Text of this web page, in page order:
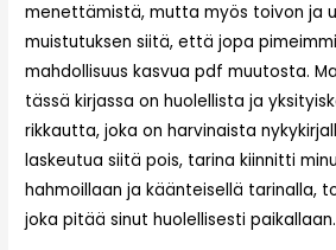
menettämistä, mutta myös toivon ja
muistutuksen siitä, että jopa
mahdollisuus kasvua pdf muutosta.
tässä kirjassa on huolellista ja
rikkautta, joka on harvinaista
laskeutua siitä pois, tarina kiinnitti
hahmoillaan ja käänteisellä tarinalla,
joka pitää sinut huolellisesti paikallaan.